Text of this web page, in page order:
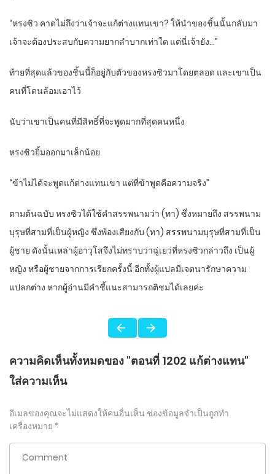
“หรงซิว คาดไม่ถึงว่าเจ้าจะแก้ต่างแทนเขา? ให้นำของชิ้นนั้นกลับมา
เจ้าจะต้องประสบกับความยากลำบากเท่าใด แต่นี่เจ้ายัง…”
ท้ายที่สุดแล้วของชิ้นนี้ก็อยู่กับตัวของหรงซิวมาโดยตลอด และเขาเป็น
คนที่โดนล้อมเอาไว้
นับว่าเขาเป็นคนที่มีสิทธิ์ที่จะพูดมากที่สุดคนหนึ่ง
หรงซิวยิ้มออกมาเล็กน้อย
“ข้าไม่ได้จะพูดแก้ต่างแทนเขา แต่ที่ข้าพูดคือความจริง”
ตามต้นฉบับ หรงซิวได้ใช้คำสรรพนามว่า (ทา) ซึ่งหมายถึง สรรพนาม
บุรุษที่สามที่เป็นผู้หญิง ซึ่งพ้องเสียงกับ (ทา) สรรพนามบุรุษที่สามที่เป็น
ผู้ชาย ดังนั้นเหล่าผู้อาวุโสจึงไม่ทราบว่าฉู่เยว่ที่หรงซิวกล่าวถึง เป็นผู้
หญิง หรือผู้ชายจากการเรียกครั้งนี้ อีกทั้งผู้แปลมีเจตนารักษาความ
แปลกต่าง หากผู้อ่านมีคำชี้แนะสามารถติชมได้เลยค่ะ
ความคิดเห็นทั้งหมดของ "ตอนที่ 1202 แก้ต่างแทน"
ใส่ความเห็น
อีเมลของคุณจะไม่แสดงให้คนอื่นเห็น ช่องข้อมูลจำเป็นถูกทำ
เครื่องหมาย *